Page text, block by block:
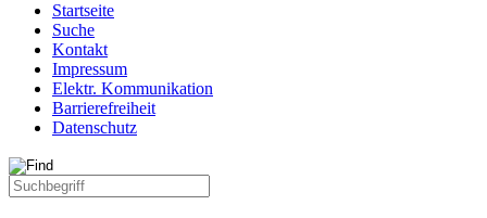
Startseite
Suche
Kontakt
Impressum
Elektr. Kommunikation
Barrierefreiheit
Datenschutz